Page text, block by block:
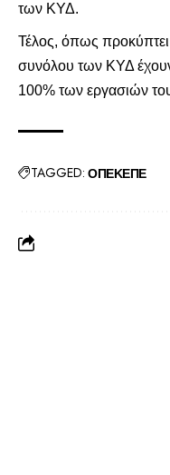
των ΚΥΔ.
Τέλος, όπως προκύπτει
συνόλου των ΚΥΔ
100% των εργασιών
TAGGED: ΟΠΕΚΕΠΕ